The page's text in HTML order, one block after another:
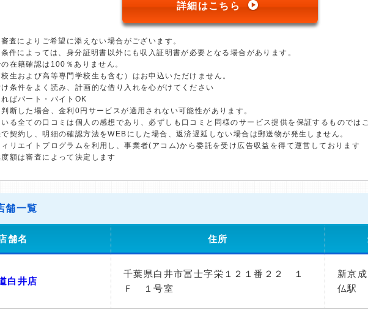
詳細はこちら
査によりご希望に添えない場合がございます。
件によっては、身分証明書以外にも収入証明書が必要となる場合があります。
在籍確認は100％ありません。
生および高等専門学校生も含む）はお申込いただけません。
条件をよく読み、計画的な借り入れを心がけてください
ばパート・バイトOK
断した場合、金利0円サービスが適用されない可能性があります。
る全ての口コミは個人の感想であり、必ずしも口コミと同様のサービス提供を保証するものでは
契約し、明細の確認方法をWEBにした場合、返済遅延しない場合は郵送物が発生しません。
リエイトプログラムを利用し、事業者(アコム)から委託を受け広告収益を得て運営しております
額は審査によって決定します
舗一覧
舗名 住所
白井店
千葉県白井市冨士字栄１２１番２２ １
Ｆ １号室
新京
仏駅